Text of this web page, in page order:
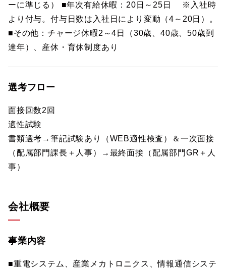
ーに準じる） ■年次有給休暇：20日～25日 ※入社時
より付与。付与日数は入社日により変動（4～20日）。
■その他：チャージ休暇2～4日（30歳、40歳、50歳到
達年）、産休・育休制度あり
選考フロー
面接回数2回
適性試験
書類選考→筆記試験あり（WEB適性検査）＆一次面接
（配属部門課長＋人事）→最終面接（配属部門GR＋人
事）
会社概要
事業内容
■重電システム、産業メカトロニクス、情報通信システ